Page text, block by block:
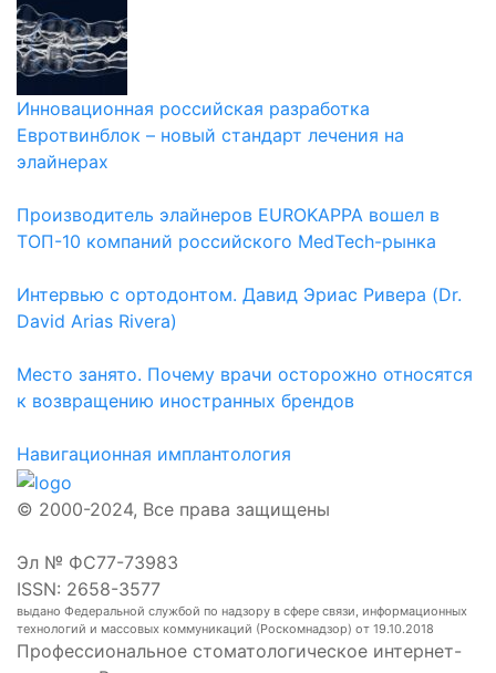
Инновационная российская разработка
Евротвинблок – новый стандарт лечения на
элайнерах
Производитель элайнеров EUROKAPPA вошел в
ТОП-10 компаний российского MedTech-рынка
Интервью с ортодонтом. Давид Эриас Ривера (Dr.
David Arias Rivera)
Место занято. Почему врачи осторожно относятся
к возвращению иностранных брендов
Навигационная имплантология
© 2000-2024, Все права защищены
Эл № ФС77-73983
ISSN: 2658-3577
выдано Федеральной службой по надзору в сфере связи, информационных
технологий и массовых коммуникаций (Роскомнадзор) от 19.10.2018
Профессиональное стоматологическое интернет-